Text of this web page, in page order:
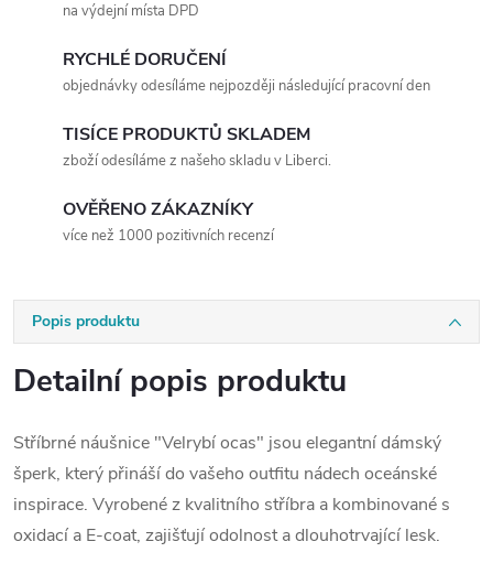
na výdejní místa DPD
RYCHLÉ DORUČENÍ
objednávky odesíláme nejpozději následující pracovní den
TISÍCE PRODUKTŮ SKLADEM
zboží odesíláme z našeho skladu v Liberci.
OVĚŘENO ZÁKAZNÍKY
více než 1000 pozitivních recenzí
Popis produktu
Detailní popis produktu
Stříbrné náušnice "Velrybí ocas" jsou elegantní dámský
šperk, který přináší do vašeho outfitu nádech oceánské
inspirace. Vyrobené z kvalitního stříbra a kombinované s
oxidací a E-coat, zajišťují odolnost a dlouhotrvající lesk.